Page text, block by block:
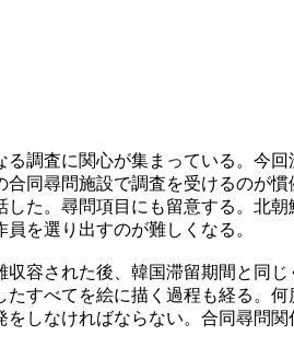
調査に関心が集まっている。今
同尋問施設で調査を受けるのが慣
た。尋問項目にも留意する。北
を選り出すのが難しくなる。
容された後、韓国滞留期間と同
すべてを絵に描く過程も経る。
しなければならない。合同尋問